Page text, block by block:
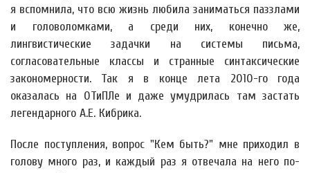
я вспомнила, что всю жизнь любила заниматься паззлами
и головоломками, а среди них, конечно же,
лингвистические задачки на системы письма,
согласовательные классы и странные синтаксические
закономерности. Так я в конце лета 2010-го года
оказалась на ОТиПЛе и даже умудрилась там застать
легендарного А.Е. Кибрика.
После поступления, вопрос "Кем быть?" мне приходил в
голову много раз, и каждый раз я отвечала на него по-